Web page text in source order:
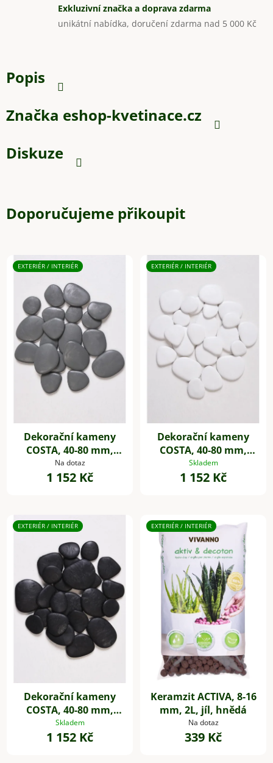
Exkluzivní značka a doprava zdarma
unikátní nabídka, doručení zdarma nad 5 000 Kč
Popis
Značka eshop-kvetinace.cz
Diskuze
Doporučujeme přikoupit
EXTERIÉR / INTERIÉR
Dekorační kameny
COSTA, 40-80 mm,
plast, šedá
Na dotaz
1 152 Kč
EXTERIÉR / INTERIÉR
Dekorační kameny
COSTA, 40-80 mm,
plast, bílá
Skladem
1 152 Kč
EXTERIÉR / INTERIÉR
Dekorační kameny
COSTA, 40-80 mm,
plast, černá
Skladem
1 152 Kč
EXTERIÉR / INTERIÉR
Keramzit ACTIVA, 8-16
mm, 2L, jíl, hnědá
Na dotaz
339 Kč